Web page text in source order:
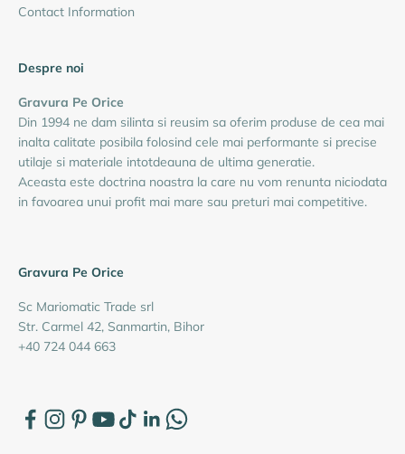
Contact Information
Despre noi
Gravura Pe Orice
Din 1994 ne dam silinta si reusim sa oferim produse de cea mai
inalta calitate posibila folosind cele mai performante si precise
utilaje si materiale intotdeauna de ultima generatie.
Aceasta este doctrina noastra la care nu vom renunta niciodata
in favoarea unui profit mai mare sau preturi mai competitive.
Gravura Pe Orice
Sc Mariomatic Trade srl
Str. Carmel 42, Sanmartin, Bihor
+40 724 044 663